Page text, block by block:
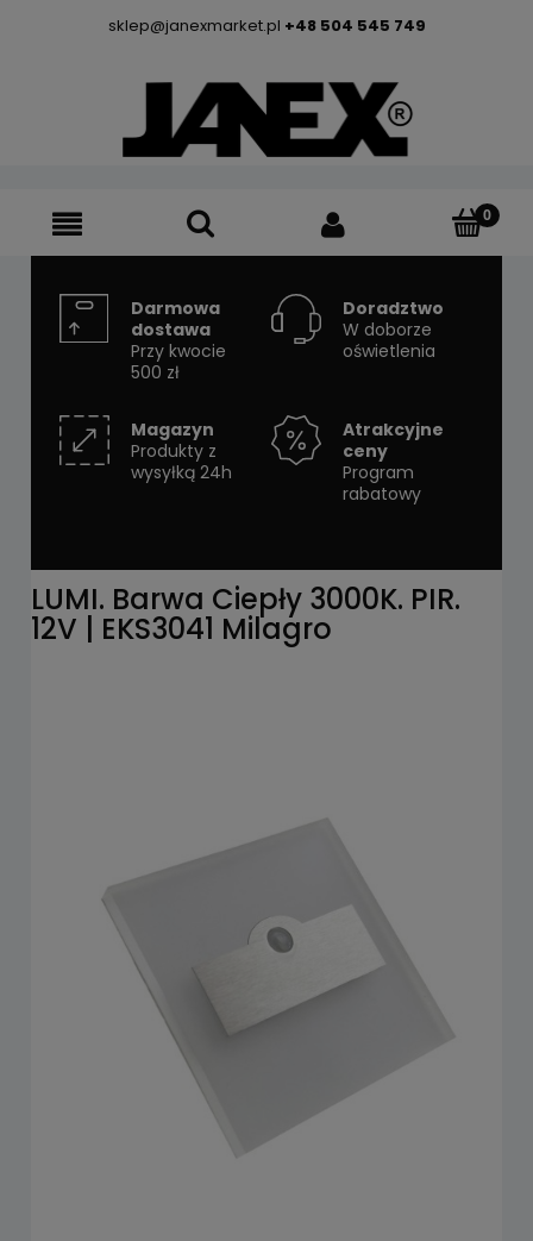
sklep@janexmarket.pl +48 504 545 749
Darmowa
dostawa
Przy kwocie
500 zł
Doradztwo
W doborze
oświetlenia
Magazyn
Produkty z
wysyłką 24h
Atrakcyjne
ceny
Program
rabatowy
LUMI. Barwa Ciepły 3000K. PIR.
12V | EKS3041 Milagro